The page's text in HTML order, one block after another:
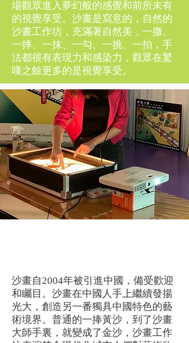
場觀眾進入夢幻般的感覺和前所未有
的視覺享受。沙畫是寫意的，自然的
沙畫工作坊 ，充滿著自然美，一撒、
一摔、一抹、一勾、一挑、一拍，手
法都很有表現力和感染力，觀眾在驚
嘆之餘更多的是視覺享受。
沙畫自2004年被引進中國，備受歡迎
和矚目。沙畫在中國人手上繼續發揚
光大，創造另一番獨具中國特色的藝
術境界。普通的一捧黃沙，到了沙畫
大師手裏，就變成了金沙， 沙畫工作